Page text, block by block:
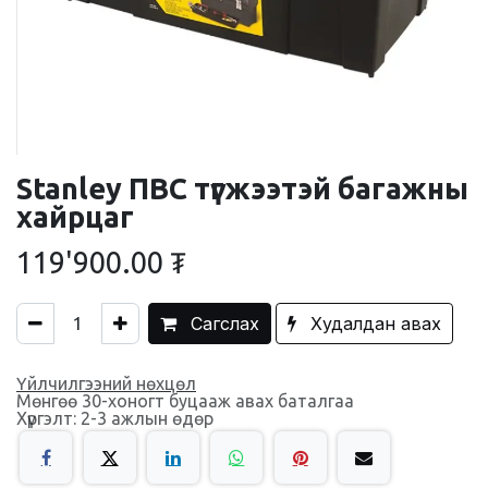
Stanley ПВС түгжээтэй багажны
хайрцаг
119'900.00 ₮
Сагслах Худалдан авах
Үйлчилгээний нөхцөл
Мөнгөө 30-хоногт буцааж авах баталгаа
Хүргэлт: 2-3 ажлын өдөр